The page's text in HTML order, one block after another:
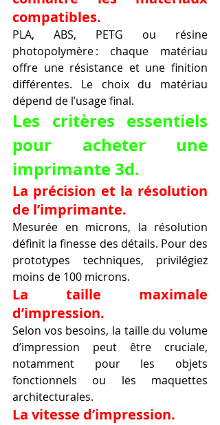
compatibles.
PLA, ABS, PETG ou résine
photopolymère : chaque matériau
offre une résistance et une finition
différentes. Le choix du matériau
dépend de l’usage final.
Les critères essentiels
pour acheter une
imprimante 3d.
La précision et la résolution
de l’imprimante.
Mesurée en microns, la résolution
définit la finesse des détails. Pour des
prototypes techniques, privilégiez
moins de 100 microns.
La taille maximale
d’impression.
Selon vos besoins, la taille du volume
d’impression peut être cruciale,
notamment pour les objets
fonctionnels ou les maquettes
architecturales.
La vitesse d’impression.